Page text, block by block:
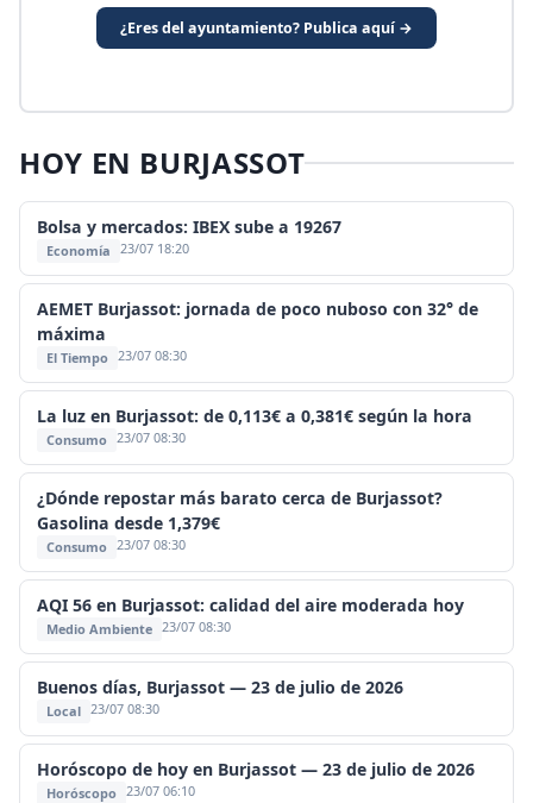
¿Eres del ayuntamiento? Publica aquí →
HOY EN BURJASSOT
Bolsa y mercados: IBEX sube a 19267
Economía 23/07 18:20
AEMET Burjassot: jornada de poco nuboso con 32° de
máxima
El Tiempo 23/07 08:30
La luz en Burjassot: de 0,113€ a 0,381€ según la hora
Consumo 23/07 08:30
¿Dónde repostar más barato cerca de Burjassot?
Gasolina desde 1,379€
Consumo 23/07 08:30
AQI 56 en Burjassot: calidad del aire moderada hoy
Medio Ambiente 23/07 08:30
Buenos días, Burjassot — 23 de julio de 2026
Local 23/07 08:30
Horóscopo de hoy en Burjassot — 23 de julio de 2026
Horóscopo 23/07 06:10